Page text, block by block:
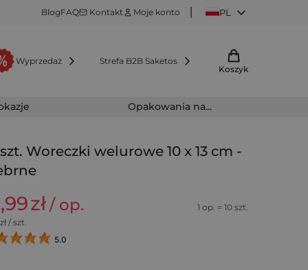
BlogFAQ Kontakt Moje konto PL
Wyprzedaż
Strefa B2B Saketos
Koszyk
Opakowania na...
szt. Woreczki welurowe 10 x 13 cm -
zł/ op.
1 op. = 10 szt.
/ szt.
5.0